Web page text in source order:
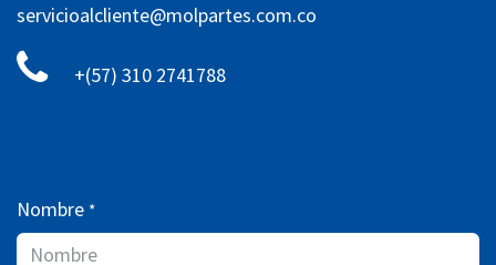
servicioalcliente@molpartes.com.co
+(57) 310 2741788
Nombre *